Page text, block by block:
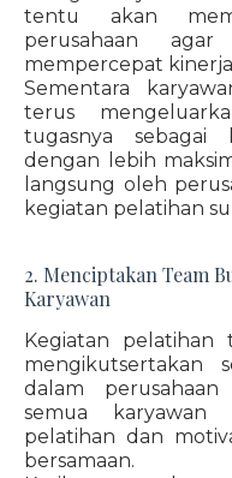
tentu akan
perusahaan
mempercepat
Sementara
terus
tugasnya sebagai
dengan lebih
langsung oleh
kegiatan pelatihan
2. Menciptakan Team
Karyawan
Kegiatan pelatihan
mengikutsertakan
dalam
semua karyawan
pelatihan dan
bersamaan.